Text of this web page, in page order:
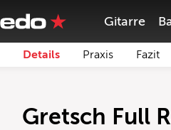
Gitarre
Details Praxis Fazit
Gretsch Full